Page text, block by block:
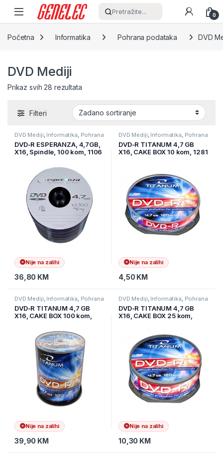
Skip to navigation
Skip to content
Pretražite... 0
Početna Informatika Pohrana podataka DVD
DVD Mediji
Prikaz svih 28 rezultata
Filteri
DVD Mediji, Informatika, Pohrana
DVD-R ESPERANZA, 4,7GB,
X16, Spindle, 100 kom, 1106
Nije na zalihi
36,80 KM
DVD Mediji, Informatika, Pohrana
DVD-R TITANUM 4,7 GB
X16, CAKE BOX 10 kom, 1281
Nije na zalihi
4,50 KM
DVD Mediji, Informatika, Pohrana
DVD-R TITANUM 4,7 GB
X16, CAKE BOX 100 kom,
Nije na zalihi
39,90 KM
DVD Mediji, Informatika, Pohrana
DVD-R TITANUM 4,7 GB
X16, CAKE BOX 25 kom,
Nije na zalihi
10,30 KM